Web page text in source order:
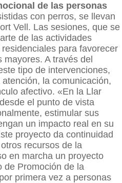
de las personas
con perros, se llevan
Vell. Las sesiones, que se
de las actividades
para favorecer
A través del
tipo de intervenciones,
la comunicación,
afectivo. «En la Llar
el punto de vista
estimular sus
un impacto real en su
proyecto da continuidad
recursos de la
en marcha un proyecto
de Promoción de la
primera vez a personas